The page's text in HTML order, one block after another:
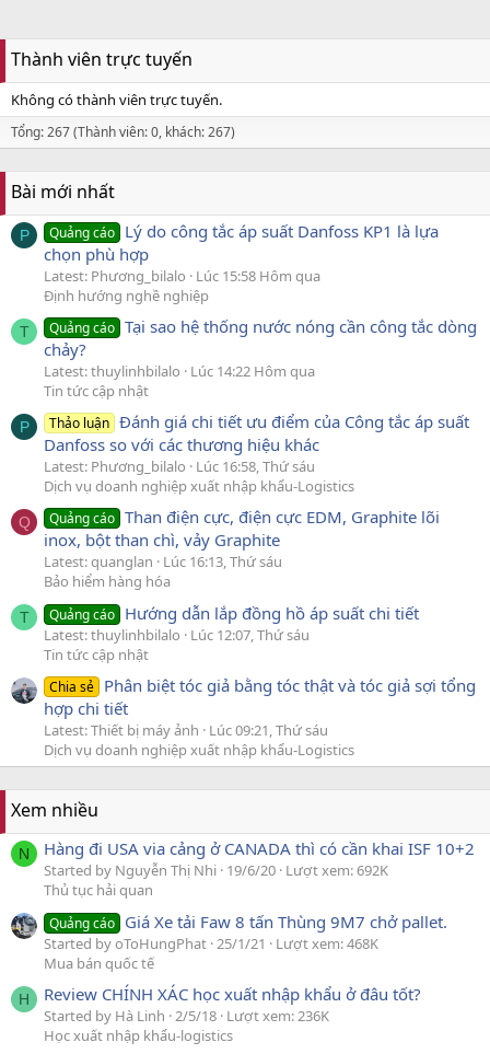
Thành viên trực tuyến
Không có thành viên trực tuyến.
Tổng: 267 (Thành viên: 0, khách: 267)
Bài mới nhất
P Quảng cáo Lý do công tắc áp suất Danfoss KP1 là lựa
chọn phù hợp
Latest: Phương_bilalo
Lúc 15:58 Hôm qua
Định hướng nghề nghiệp
T Quảng cáo Tại sao hệ thống nước nóng cần công tắc dòng
chảy?
Latest: thuylinhbilalo
Lúc 14:22 Hôm qua
Tin tức cập nhật
P Thảo luận Đánh giá chi tiết ưu điểm của Công tắc áp suất
Danfoss so với các thương hiệu khác
Latest: Phương_bilalo
Lúc 16:58, Thứ sáu
Dịch vụ doanh nghiệp xuất nhập khẩu-Logistics
Q Quảng cáo Than điện cực, điện cực EDM, Graphite lõi
inox, bột than chì, vảy Graphite
Latest: quanglan
Lúc 16:13, Thứ sáu
Bảo hiểm hàng hóa
T Quảng cáo Hướng dẫn lắp đồng hồ áp suất chi tiết
Latest: thuylinhbilalo
Lúc 12:07, Thứ sáu
Tin tức cập nhật
Chia sẻ Phân biệt tóc giả bằng tóc thật và tóc giả sợi tổng
hợp chi tiết
Latest: Thiết bị máy ảnh
Lúc 09:21, Thứ sáu
Dịch vụ doanh nghiệp xuất nhập khẩu-Logistics
Xem nhiều
N Hàng đi USA via cảng ở CANADA thì có cần khai ISF 10+2
Started by Nguyễn Thị Nhi 19/6/20 Lượt xem: 692K
Thủ tục hải quan
Quảng cáo Giá Xe tải Faw 8 tấn Thùng 9M7 chở pallet.
Started by oToHungPhat 25/1/21
Lượt xem: 468K
Mua bán quốc tế
H Review CHÍNH XÁC học xuất nhập khẩu ở đâu tốt?
Started by Hà Linh 2/5/18 Lượt xem: 236K
Học xuất nhập khẩu-logistics